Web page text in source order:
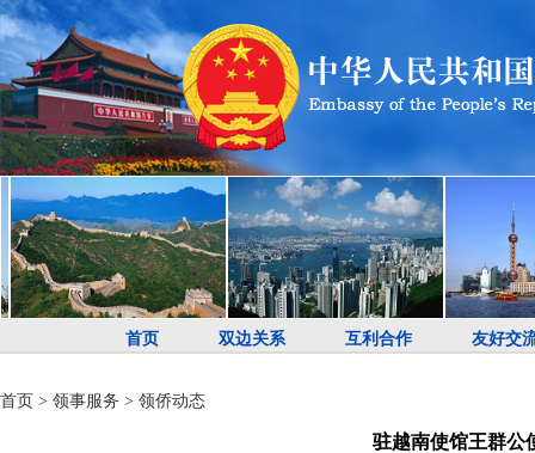
首页 双边关系 互利合作 友好交
首页 > 领事服务 > 领侨动态
驻越南使馆王群公